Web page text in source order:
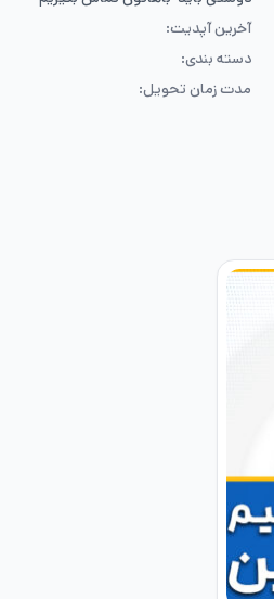
آخرین آپدیت:
دسته بندی:
مدت زمان تحویل: